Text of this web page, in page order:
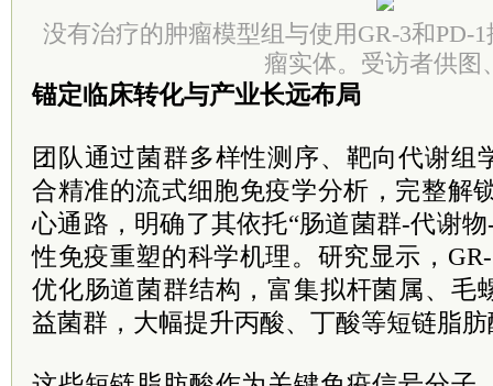
没有治疗的肿瘤模型组与使用GR-3和PD-
瘤实体。受访者供图
锚定临床转化与产业长远布局
团队通过菌群多样性测序、靶向代谢组
合精准的流式细胞免疫学分析，完整解
心通路，明确了其依托“肠道菌群-代谢
性免疫重塑的科学机理。研究显示，
优化肠道菌群结构，富集拟杆菌属、毛
益菌群，大幅提升丙酸、丁酸等短链脂